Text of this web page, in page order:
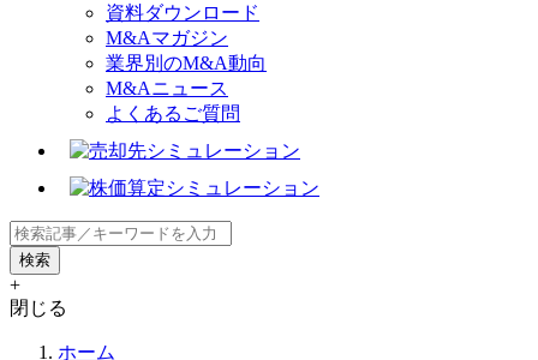
資料ダウンロード
M&Aマガジン
業界別のM&A動向
M&Aニュース
よくあるご質問
+
閉じる
ホーム